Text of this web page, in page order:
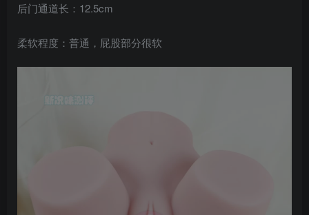
后门通道长：12.5cm
柔软程度：普通，屁股部分很软